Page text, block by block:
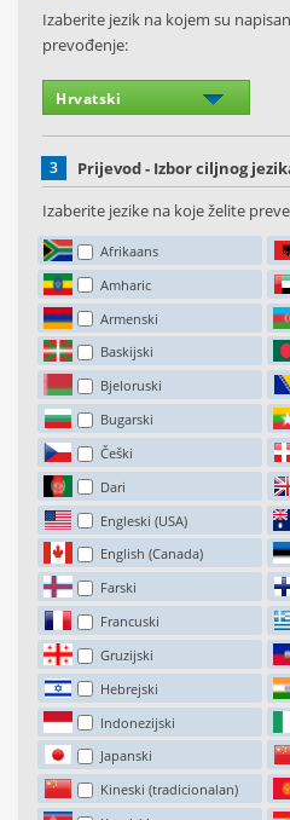
Izaberite jezik na kojem su
prevođenje:
3
Prijevod - Izbor ciljnog
Izaberite jezike na koje želite
Afrikaans
Amharic
Armenski
Baskijski
Bjeloruski
Bugarski
Češki
Dari
Engleski (USA)
English (Canada)
Farski
Francuski
Gruzijski
Hebrejski
Indonezijski
Japanski
Kineski (tradicionalan)